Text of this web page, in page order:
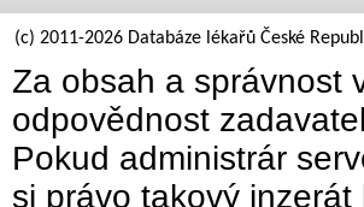
(c) 2011-2026 Databáze lékařů České
Za obsah a správnost
odpovědnost
Pokud administrár
si právo takový